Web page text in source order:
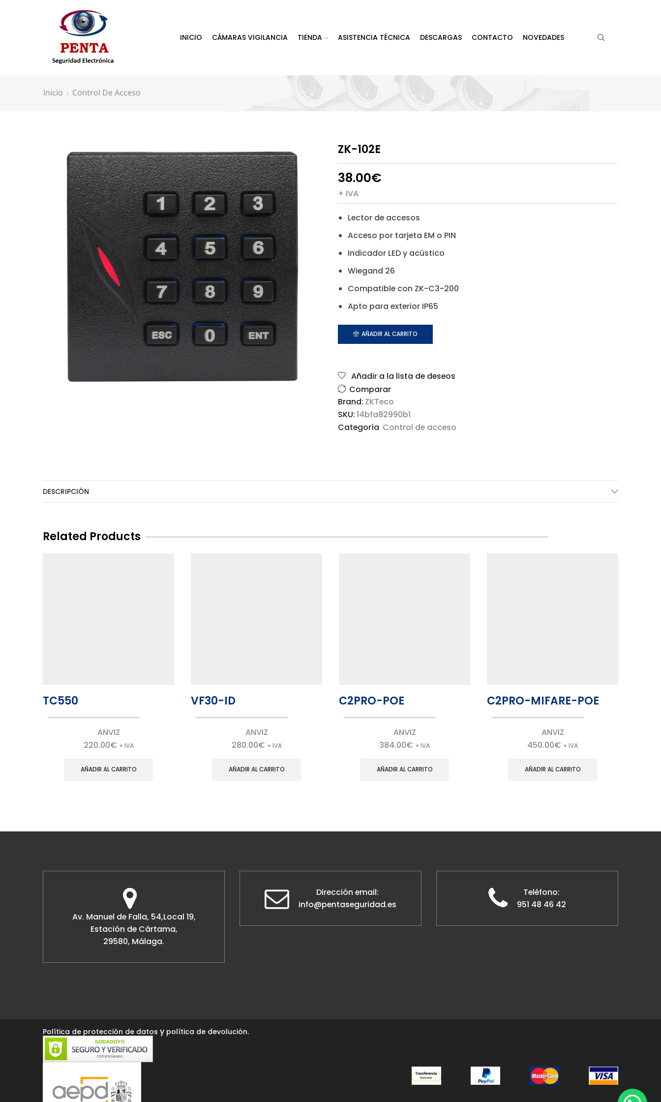
INICIO CÁMARAS VIGILANCIA TIENDA ASISTENCIA TÉCNICA DESCARGAS CONTACTO NOVEDADES
Inicio Control De Acceso
ZK-102E
38.00€
+ IVA
Lector de accesos
Acceso por tarjeta EM o PIN
Indicador LED y acústico
Wiegand 26
Compatible con ZK-C3-200
Apto para exterior IP65
AÑADIR AL CARRITO
Añadir a la lista de deseos
Comparar
Brand: ZKTeco
SKU:14bfa82990b1
Categoría Control de acceso
DESCRIPCIÓN
Related Products
TC550
ANVIZ
220.00€ + IVA
AÑADIR AL CARRITO
VF30-ID
ANVIZ
280.00€ + IVA
AÑADIR AL CARRITO
C2PRO-POE
ANVIZ
384.00€ + IVA
AÑADIR AL CARRITO
C2PRO-MIFARE-POE
ANVIZ
450.00€ + IVA
AÑADIR AL CARRITO
Av. Manuel de Falla, 54,Local 19,
Estación de Cártama,
29580, Málaga.
Dirección email:
info@pentaseguridad.es
Teléfono:
951 48 46 42
Política de protección de datos y política de devolución.